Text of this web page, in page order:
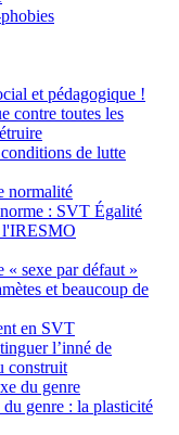
et pédagogique !
contre toutes les
de lutte
normalité
: SVT Égalité
l'IRESMO
« sexe par défaut »
et beaucoup de
en SVT
l’inné de
construit
du genre
genre : la plasticité